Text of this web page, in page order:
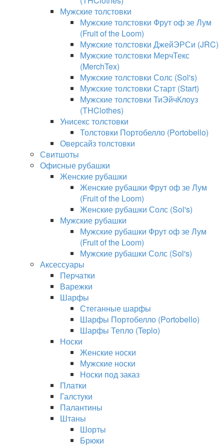
Мужские толстовки
Мужские толстовки Фрут оф зе Лум
(Fruit of the Loom)
Мужские толстовки ДжейЭРСи (JRC)
Мужские толстовки МерчТекс
(MerchTex)
Мужские толстовки Солс (Sol's)
Мужские толстовки Старт (Start)
Мужские толстовки ТиЭйчКлоуз
(THClothes)
Унисекс толстовки
Толстовки Портобелло (Portobello)
Оверсайз толстовки
Свитшоты
Офисные рубашки
Женские рубашки
Женские рубашки Фрут оф зе Лум
(Fruit of the Loom)
Женские рубашки Солс (Sol's)
Мужские рубашки
Мужские рубашки Фрут оф зе Лум
(Fruit of the Loom)
Мужские рубашки Солс (Sol's)
Аксессуары
Перчатки
Варежки
Шарфы
Стеганные шарфы
Шарфы Портобелло (Portobello)
Шарфы Тепло (Teplo)
Носки
Женские носки
Мужские носки
Носки под заказ
Платки
Галстуки
Палантины
Штаны
Шорты
Брюки